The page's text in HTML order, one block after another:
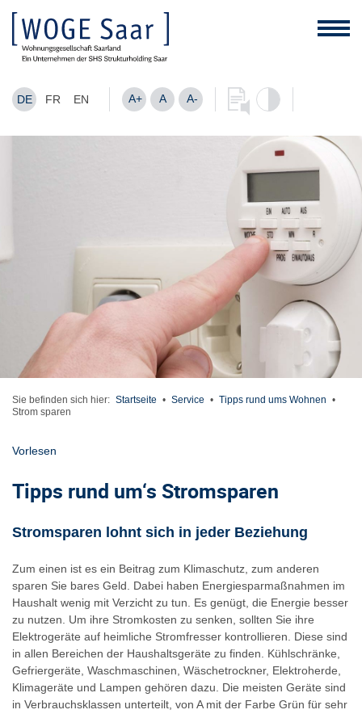
DE FR EN A+ A A-
Sie befinden sich hier: Startseite • Service • Tipps rund ums Wohnen •
Strom sparen
Vorlesen
Tipps rund um‘s Stromsparen
Stromsparen lohnt sich in jeder Beziehung
Zum einen ist es ein Beitrag zum Klimaschutz, zum anderen
sparen Sie bares Geld. Dabei haben Energiesparmaßnahmen im
Haushalt wenig mit Verzicht zu tun. Es genügt, die Energie besser
zu nutzen. Um ihre Stromkosten zu senken, sollten Sie ihre
Elektrogeräte auf heimliche Stromfresser kontrollieren. Diese sind
in allen Bereichen der Haushaltsgeräte zu finden. Kühlschränke,
Gefriergeräte, Waschmaschinen, Wäschetrockner, Elektroherde,
Klimageräte und Lampen gehören dazu. Die meisten Geräte sind
in Verbrauchsklassen unterteilt, von A mit der Farbe Grün für sehr